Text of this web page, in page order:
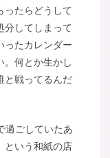
ったらどうして
分してしまって
ったカレンダー
。何とか生かし
と戦ってるんだ
過ごしていたあ
という和紙の店